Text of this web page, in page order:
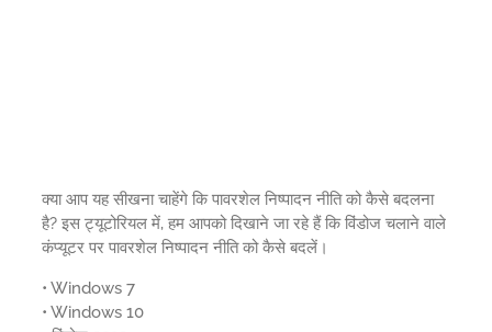
क्या आप यह सीखना चाहेंगे कि पावरशेल निष्पादन नीति को कैसे बदलना
है? इस ट्यूटोरियल में, हम आपको दिखाने जा रहे हैं कि विंडोज चलाने वाले
कंप्यूटर पर पावरशेल निष्पादन नीति को कैसे बदलें।
• Windows 7
• Windows 10